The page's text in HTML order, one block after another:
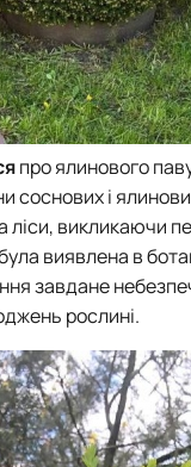
про ялинового
соснових і
ліси, викликаючи
виявлена в
завдане
рослині.